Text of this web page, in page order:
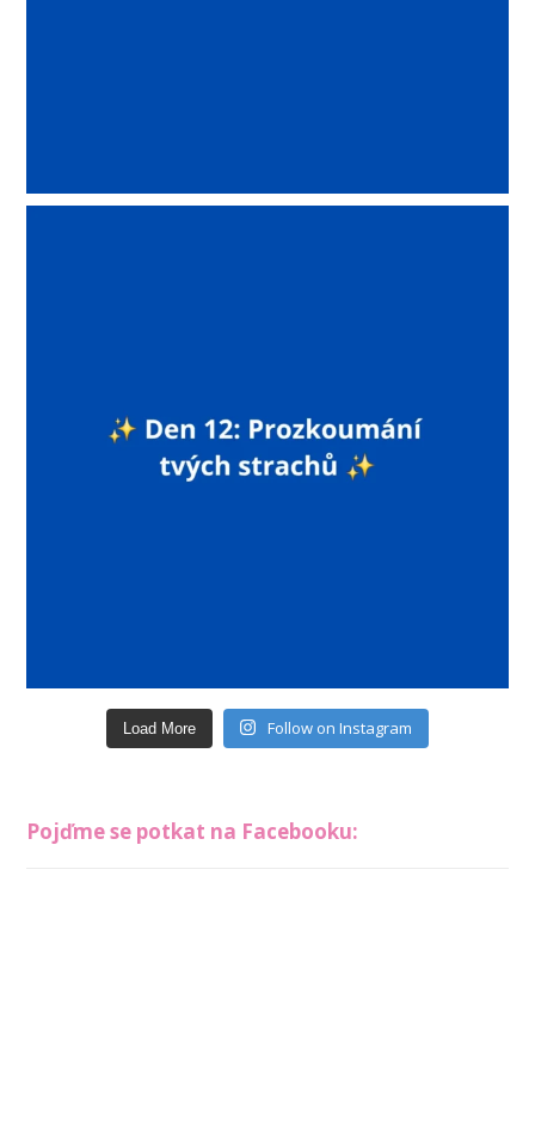
Load More Follow on Instagram
Pojďme se potkat na Facebooku: